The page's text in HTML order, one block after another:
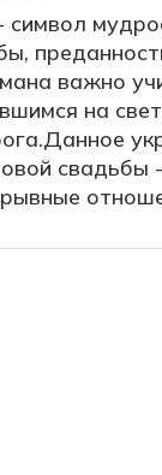
символ
важно
на
свадьбы